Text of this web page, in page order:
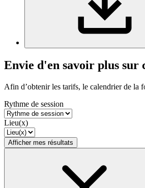
Envie d'en savoir plus sur
Afin d’obtenir les tarifs, le calendrier de la
Rythme de session
Lieu(x)
Afficher mes résultats